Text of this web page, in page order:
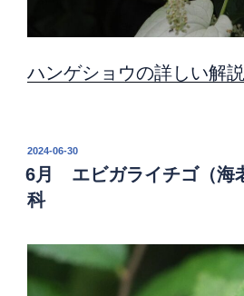
ハンゲショウの詳しい解
投
稿
日:
2024-06-30
6月 エビガライチゴ（海
科